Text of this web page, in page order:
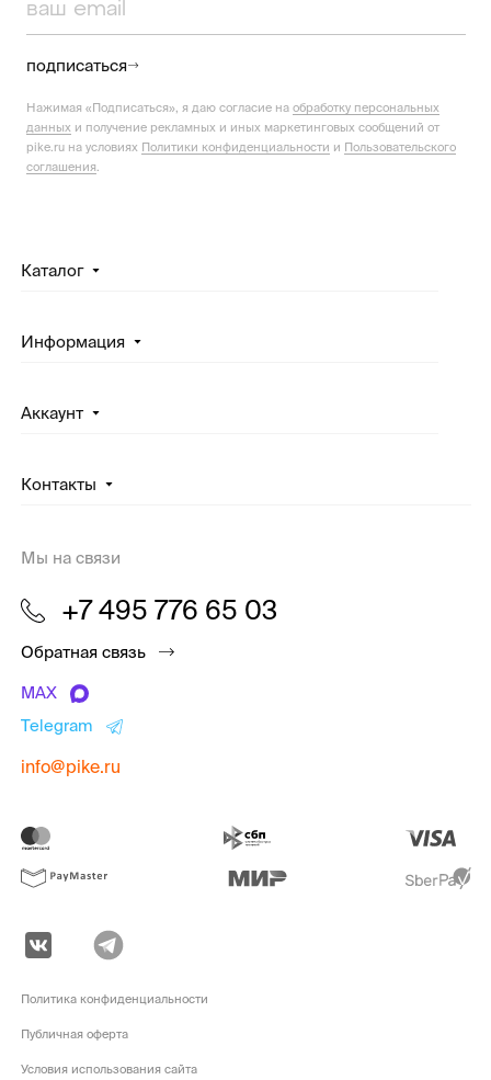
подписаться
Нажимая «Подписаться», я даю согласие на обработку персональных
данных и получение рекламных и иных маркетинговых сообщений от
pike.ru на условиях Политики конфиденциальности и Пользовательского
соглашения
Каталог
Информация
Аккаунт
Контакты
Мы на связи
+7 495 776 65 03
Обратная связь
MAX
Telegram
info@pike.ru
Политика конфиденциальности
Публичная оферта
Условия использования сайта